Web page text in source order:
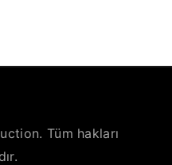
Tüm hakları